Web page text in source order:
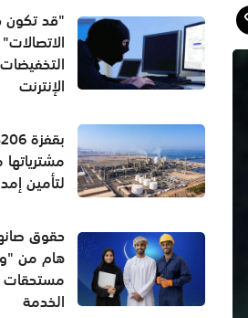
"قد تكون
الإنترنت
لتأمين
حقوق
هام من
مستحقات
الخدمة